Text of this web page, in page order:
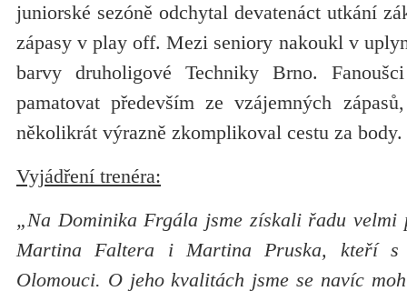
juniorské sezóně odchytal devatenáct utkání
zápasy v play off. Mezi seniory nakoukl v
barvy druholigové Techniky Brno.
pamatovat především ze vzájemných
několikrát výrazně zkomplikoval cestu za body.
Vyjádření trenéra:
„Na Dominika Frgála jsme získali řadu velmi
Martina Faltera i Martina Pruska, kteří s
Olomouci. O jeho kvalitách jsme se navíc